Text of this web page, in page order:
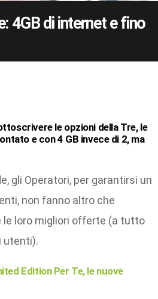
4GB di internet e fino
le opzioni della Tre, le
e con 4 GB invece di 2, ma
gli Operatori, per garantirsi un
non fanno altro che
le loro migliori offerte (a tutto
utenti).
Edition Per Te, le nuove